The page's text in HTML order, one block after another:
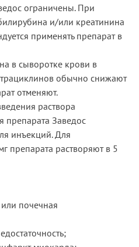
ограничены. При
и/или креатинина
применять препарат в
в сыворотке крови в
обычно снижают
отменяют.
раствора
препарата Заведос
инъекций. Для
препарата растворяют в 5
почечная